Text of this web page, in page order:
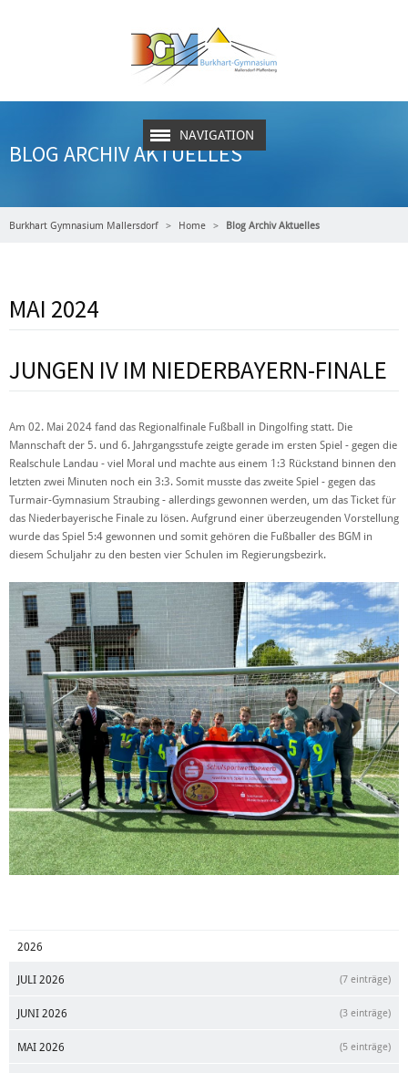
NAVIGATION
BLOG ARCHIV AKTUELLES
Burkhart Gymnasium Mallersdorf Home Blog Archiv Aktuelles
MAI 2024
JUNGEN IV IM NIEDERBAYERN-FINALE
Am 02. Mai 2024 fand das Regionalfinale Fußball in Dingolfing statt. Die
Mannschaft der 5. und 6. Jahrgangsstufe zeigte gerade im ersten Spiel - gegen die
Realschule Landau - viel Moral und machte aus einem 1:3 Rückstand binnen den
letzten zwei Minuten noch ein 3:3. Somit musste das zweite Spiel - gegen das
Turmair-Gymnasium Straubing - allerdings gewonnen werden, um das Ticket für
das Niederbayerische Finale zu lösen. Aufgrund einer überzeugenden Vorstellung
wurde das Spiel 5:4 gewonnen und somit gehören die Fußballer des BGM in
diesem Schuljahr zu den besten vier Schulen im Regierungsbezirk.
2026
JULI 2026 (7 einträge)
JUNI 2026 (3 einträge)
MAI 2026 (5 einträge)